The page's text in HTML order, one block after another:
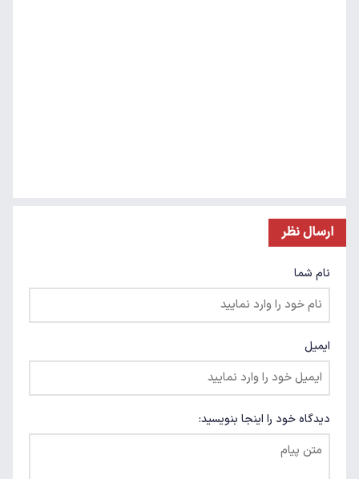
ارسال نظر
نام شما
ایمیل
دیدگاه خود را اینجا بنویسید: